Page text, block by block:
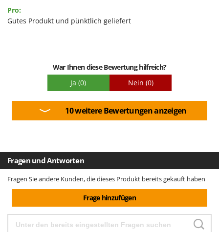
Pro:
Gutes Produkt und pünktlich geliefert
War Ihnen diese Bewertung hilfreich?
Ja (0) Nein (0)
10 weitere Bewertungen anzeigen
Fragen und Antworten
Fragen Sie andere Kunden, die dieses Produkt bereits gekauft haben
Frage hinzufügen